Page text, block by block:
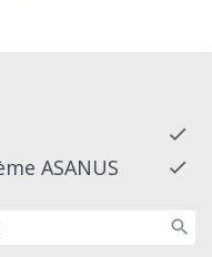
ASANUS